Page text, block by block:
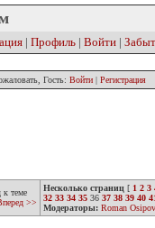
| Профиль | Войти |
Гость: Войти | Регистрация
к теме
>>
Несколько страниц [ 1 2 3
32 33 34 35 36 37 38 39 40
Модераторы: Roman Osipov